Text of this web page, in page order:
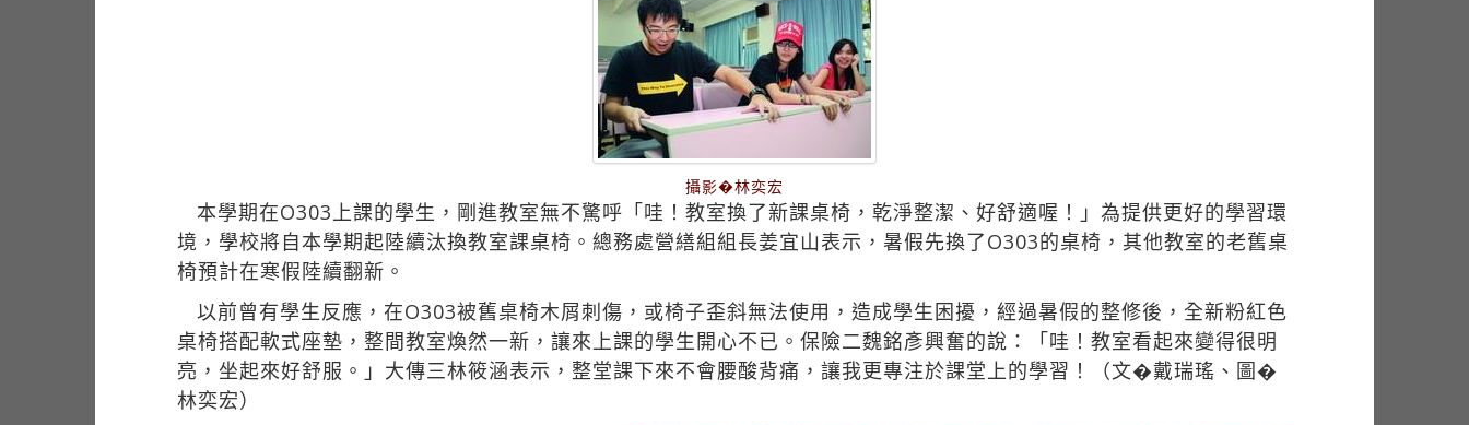
攝影�林奕宏
本學期在O303上課的學生，剛進教室無不驚呼「哇！教室換了新課桌椅，乾淨整潔、好舒適喔！」為提供更好的學習環
境，學校將自本學期起陸續汰換教室課桌椅。總務處營繕組組長姜宜山表示，暑假先換了O303的桌椅，其他教室的老舊桌
椅預計在寒假陸續翻新。
以前曾有學生反應，在O303被舊桌椅木屑刺傷，或椅子歪斜無法使用，造成學生困擾，經過暑假的整修後，全新粉紅色
桌椅搭配軟式座墊，整間教室煥然一新，讓來上課的學生開心不已。保險二魏銘彥興奮的說：「哇！教室看起來變得很明
亮，坐起來好舒服。」大傳三林筱涵表示，整堂課下來不會腰酸背痛，讓我更專注於課堂上的學習！（文�戴瑞瑤、圖�
林奕宏）